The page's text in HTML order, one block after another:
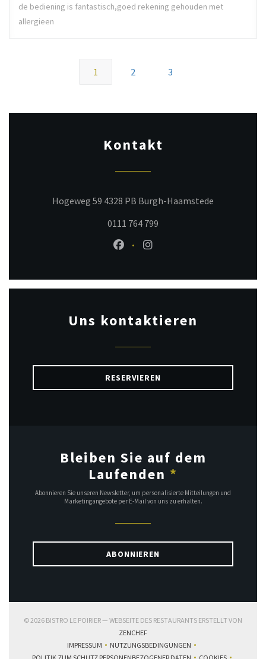
de bediening is fantastisch,goed rekening gehouden met
allergieen
1 2 3
Kontakt
Hogeweg 59 4328 PB Burgh-Haamstede
0111 764 799
Facebook ((öffnet ein neues
Instagram ((öffnet ein
Uns kontaktieren
RESERVIEREN
Bleiben Sie auf dem
Laufenden *
Abonnieren Sie unseren Newsletter, um personalisierte Mitteilungen und
Marketingangebote per E-Mail von uns zu erhalten.
ABONNIEREN
© 2026 BISTRO LE POIRIER — WEBSEITE DES RESTAURANTS ERSTELLT VON
ZENCHEF((ÖFFNET EIN NEUES FENSTER))
IMPRESSUM
((ÖFFNET EIN NEUES FENSTER))
NUTZUNGSBEDINGUNGEN
((ÖFFNET EIN NEUES FENSTER))